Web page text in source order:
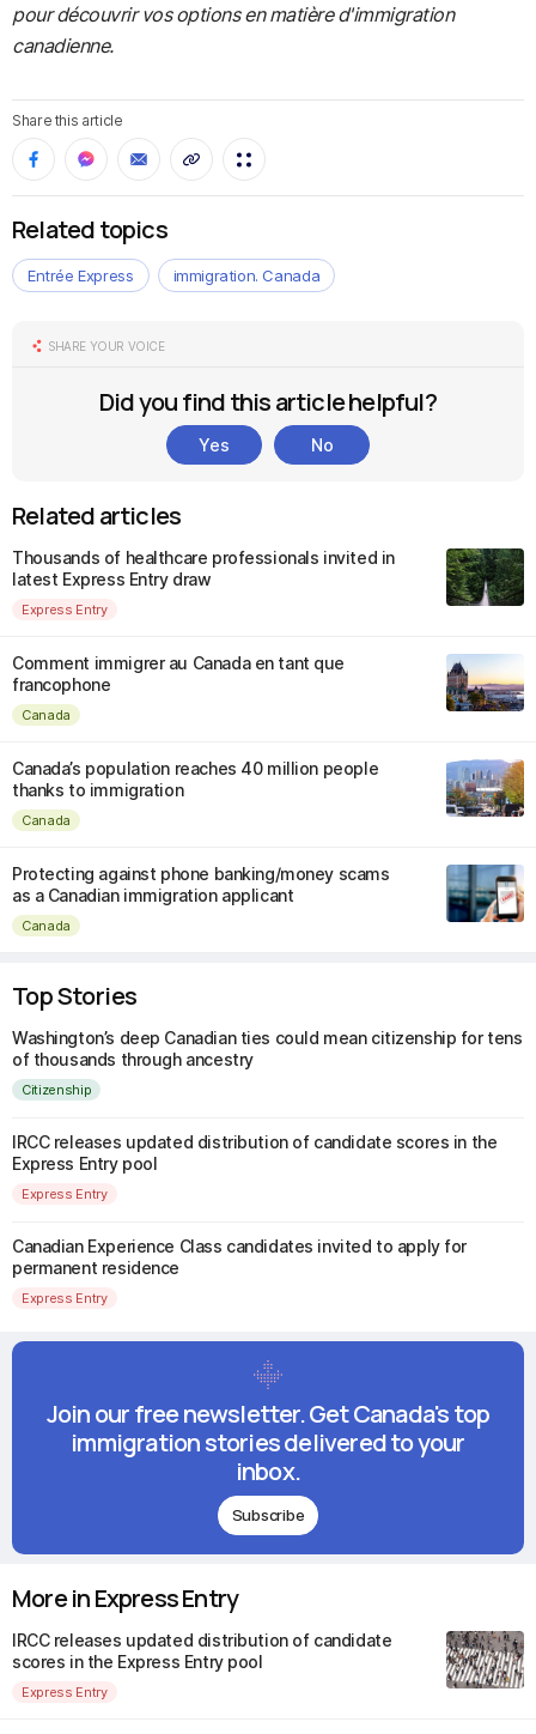
pour découvrir vos options en matière d'immigration
canadienne.
Share this article
Related topics
Entrée Express immigration. Canada
SHARE YOUR VOICE
Did you find this article helpful?
Yes No
Related articles
Thousands of healthcare professionals invited in
latest Express Entry draw
Express Entry
Comment immigrer au Canada en tant que
francophone
Canada
Canada’s population reaches 40 million people
thanks to immigration
Canada
Protecting against phone banking/money scams
as a Canadian immigration applicant
Canada
Top Stories
Washington’s deep Canadian ties could mean citizenship for tens
of thousands through ancestry
Citizenship
IRCC releases updated distribution of candidate scores in the
Express Entry pool
Express Entry
Canadian Experience Class candidates invited to apply for
permanent residence
Express Entry
Join our free newsletter. Get Canada's top
immigration stories delivered to your
inbox.
Subscribe
More in Express Entry
IRCC releases updated distribution of candidate
scores in the Express Entry pool
Express Entry